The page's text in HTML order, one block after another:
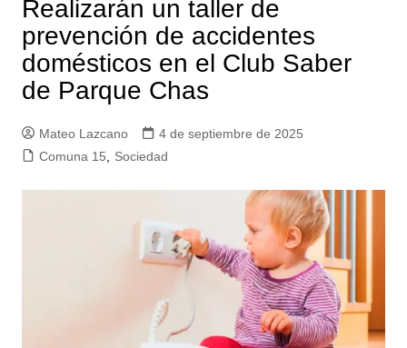
Realizarán un taller de
prevención de accidentes
domésticos en el Club Saber
de Parque Chas
Mateo Lazcano
4 de septiembre de 2025
Comuna 15
Sociedad